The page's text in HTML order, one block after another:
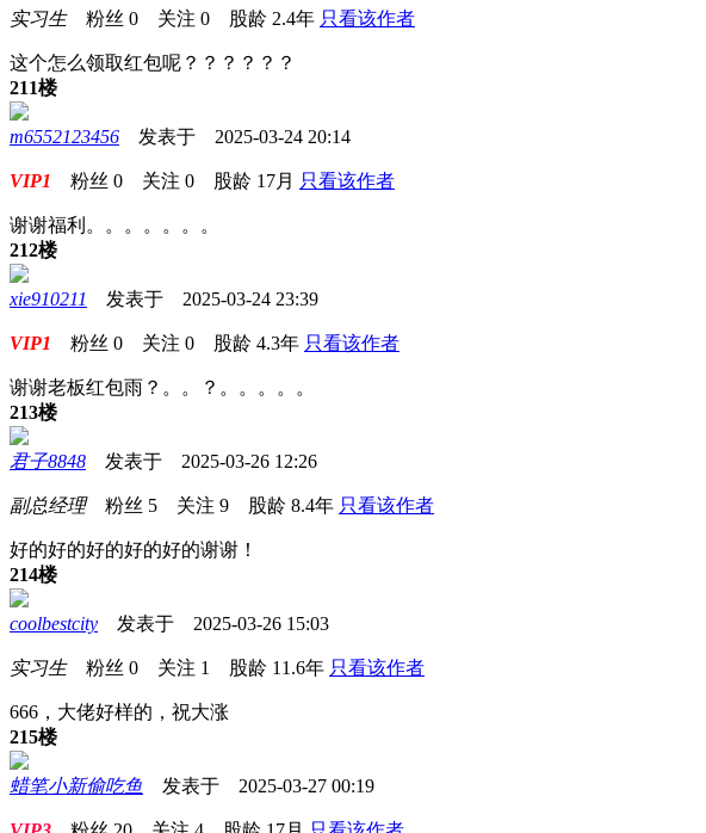
实习生粉丝 0 关注 0 股龄 2.4年 只看该作者
这个怎么领取红包呢？？？？？？
211楼
m6552123456 发表于 2025-03-24 20:14
VIP1 粉丝 0 关注 0 股龄 17月 只看该作者
谢谢福利。。。。。。。
212楼
xie910211 发表于 2025-03-24 23:39
VIP1 粉丝 0 关注 0 股龄 4.3年 只看该作者
谢谢老板红包雨？。。？。。。。。
213楼
君子8848 发表于 2025-03-26 12:26
副总经理粉丝 5 关注 9 股龄 8.4年 只看该作者
好的好的好的好的好的谢谢！
214楼
coolbestcity 发表于 2025-03-26 15:03
实习生粉丝 0 关注 1 股龄 11.6年 只看该作者
666，大佬好样的，祝大涨
215楼
蜡笔小新偷吃鱼 发表于 2025-03-27 00:19